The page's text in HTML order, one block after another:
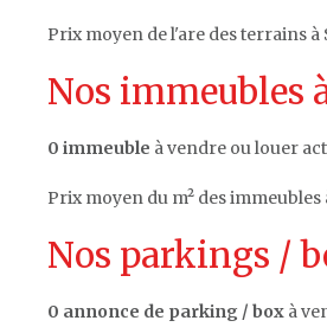
Prix moyen de l'are des terrains
Nos immeubles
0 immeuble à vendre ou louer
Prix moyen du m² des
Nos parkings /
0 annonce de parking / box à